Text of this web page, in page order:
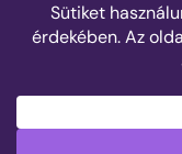
Kilian Jornet
Sierre-Zinal
jöhet a
ESEMÉNYEK